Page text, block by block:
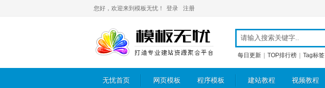
您好，欢迎来到模板无忧！ 登录 注册
每日更新 TOP排行榜 Tag标签
无忧首页 网页模板 程序模板 建站教程 视频教程